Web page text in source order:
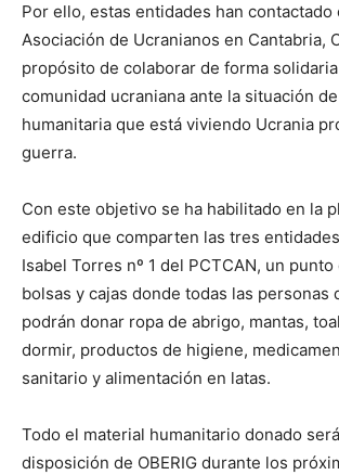
Por ello, estas entidades han contactado
Asociación de Ucranianos en Cantabria,
propósito de colaborar de forma
comunidad ucraniana ante la situación
humanitaria que está viviendo Ucrania
guerra.
Con este objetivo se ha habilitado en la
edificio que comparten las tres
Isabel Torres nº 1 del PCTCAN, un
bolsas y cajas donde todas las personas
podrán donar ropa de abrigo, mantas,
dormir, productos de higiene,
sanitario y alimentación en latas.
Todo el material humanitario donado
disposición de OBERIG durante los